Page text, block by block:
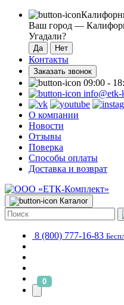
Ваш город —
Угадали?
Контакты
Заказать звонок
09:00 -
info@etk-
О компании
Новости
Отзывы
Поверка
Способы оплаты
Доставка и возврат
Каталог
8 (800) 777-16-83
0